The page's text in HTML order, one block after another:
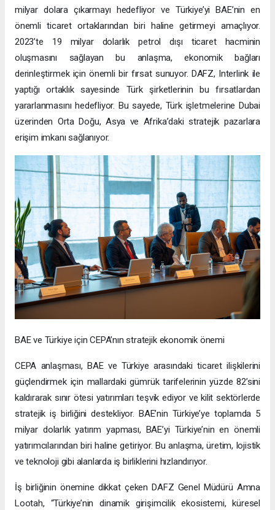
milyar dolara çıkarmayı hedefliyor ve Türkiye’yi BAE’nin en
önemli ticaret ortaklarından biri haline getirmeyi amaçlıyor.
2023’te 19 milyar dolarlık petrol dışı ticaret hacminin
oluşmasını sağlayan bu anlaşma, ekonomik bağları
derinleştirmek için önemli bir fırsat sunuyor. DAFZ, Interlink ile
yaptığı ortaklık sayesinde Türk şirketlerinin bu fırsatlardan
yararlanmasını hedefliyor. Bu sayede, Türk işletmelerine Dubai
üzerinden Orta Doğu, Asya ve Afrika’daki stratejik pazarlara
erişim imkanı sağlanıyor.
BAE ve Türkiye için CEPA’nın stratejik ekonomik önemi
CEPA anlaşması, BAE ve Türkiye arasındaki ticaret ilişkilerini
güçlendirmek için mallardaki gümrük tarifelerinin yüzde 82’sini
kaldırarak sınır ötesi yatırımları teşvik ediyor ve kilit sektörlerde
stratejik iş birliğini destekliyor. BAE’nin Türkiye’ye toplamda 5
milyar dolarlık yatırım yapması, BAE’yi Türkiye’nin en önemli
yatırımcılarından biri haline getiriyor. Bu anlaşma, üretim, lojistik
ve teknoloji gibi alanlarda iş birliklerini hızlandırıyor.
İş birliğinin önemine dikkat çeken DAFZ Genel Müdürü Amna
Lootah, “Türkiye’nin dinamik girişimcilik ekosistemi, küresel